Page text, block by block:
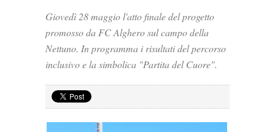
Giovedì 28 maggio l'atto finale del progetto
promosso da FC Alghero sul campo della
Nettuno. In programma i risultati del percorso
inclusivo e la simbolica "Partita del Cuore".